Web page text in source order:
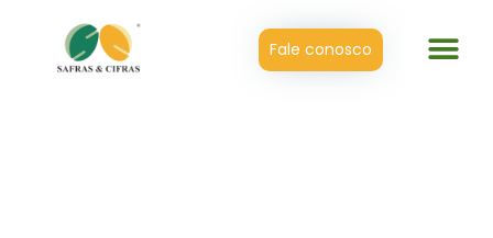
Fale conosco